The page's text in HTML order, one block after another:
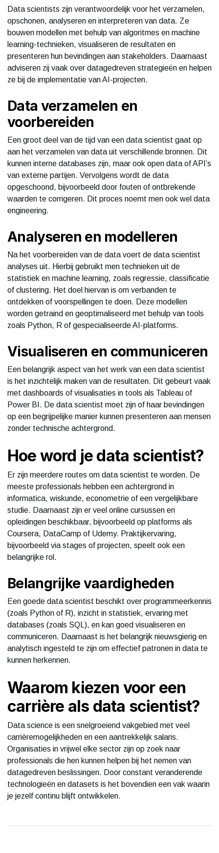
Data scientists zijn verantwoordelijk voor het verzamelen,
opschonen, analyseren en interpreteren van data. Ze
bouwen modellen met behulp van algoritmes en machine
learning-technieken, visualiseren de resultaten en
presenteren hun bevindingen aan stakeholders. Daarnaast
adviseren zij vaak over datagedreven strategieën en helpen
ze bij de implementatie van AI-projecten.
Data verzamelen en
voorbereiden
Een groot deel van de tijd van een data scientist gaat op
aan het verzamelen van data uit verschillende bronnen. Dit
kunnen interne databases zijn, maar ook open data of API’s
van externe partijen. Vervolgens wordt de data
opgeschoond, bijvoorbeeld door fouten of ontbrekende
waarden te corrigeren. Dit proces noemt men ook wel data
engineering.
Analyseren en modelleren
Na het voorbereiden van de data voert de data scientist
analyses uit. Hierbij gebruikt men technieken uit de
statistiek en machine learning, zoals regressie, classificatie
of clustering. Het doel hiervan is om verbanden te
ontdekken of voorspellingen te doen. Deze modellen
worden getraind en geoptimaliseerd met behulp van tools
zoals Python, R of gespecialiseerde AI-platforms.
Visualiseren en communiceren
Een belangrijk aspect van het werk van een data scientist
is het inzichtelijk maken van de resultaten. Dit gebeurt vaak
met dashboards of visualisaties in tools als Tableau of
Power BI. De data scientist moet zijn of haar bevindingen
op een begrijpelijke manier kunnen presenteren aan mensen
zonder technische achtergrond.
Hoe word je data scientist?
Er zijn meerdere routes om data scientist te worden. De
meeste professionals hebben een achtergrond in
informatica, wiskunde, econometrie of een vergelijkbare
studie. Daarnaast zijn er veel online cursussen en
opleidingen beschikbaar, bijvoorbeeld op platforms als
Coursera, DataCamp of Udemy. Praktijkervaring,
bijvoorbeeld via stages of projecten, speelt ook een
belangrijke rol.
Belangrijke vaardigheden
Een goede data scientist beschikt over programmeerkennis
(zoals Python of R), inzicht in statistiek, ervaring met
databases (zoals SQL), en kan goed visualiseren en
communiceren. Daarnaast is het belangrijk nieuwsgierig en
analytisch ingesteld te zijn om effectief patronen in data te
kunnen herkennen.
Waarom kiezen voor een
carrière als data scientist?
Data science is een snelgroeiend vakgebied met veel
carrièremogelijkheden en een aantrekkelijk salaris.
Organisaties in vrijwel elke sector zijn op zoek naar
professionals die hen kunnen helpen bij het nemen van
datagedreven beslissingen. Door constant veranderende
technologieën en datasets is het bovendien een vak waarin
je jezelf continu blijft ontwikkelen.